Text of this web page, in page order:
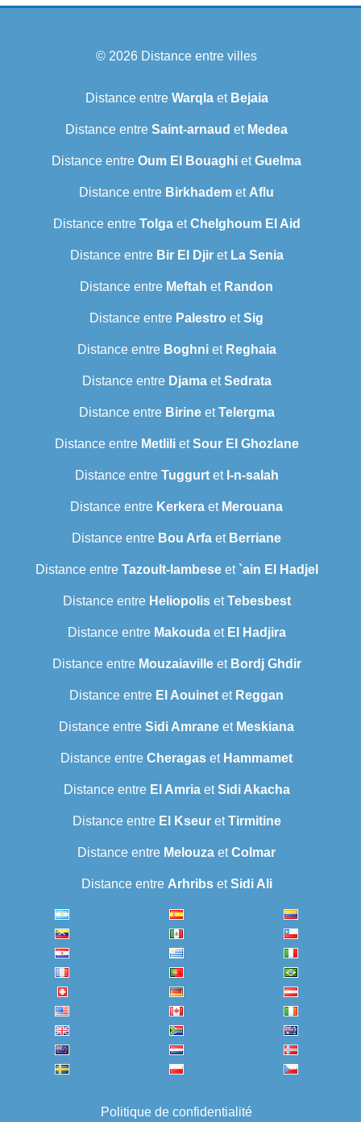
© 2026 Distance entre villes
Distance entre Warqlaet Bejaia
Distance entre Saint-arnaud et Medea
Distance entre Oum El Bouaghi etGuelma
Distance entre Birkhadem et Aflu
Distance entre TolgaetChelghoum El Aid
Distance entre Bir El Djiret La Senia
Distance entre Meftah et Randon
Distance entre Palestro etSig
Distance entre Boghniet Reghaia
Distance entre DjamaetSedrata
Distance entre BirineetTelergma
Distance entre MetlilietSour El Ghozlane
Distance entre Tuggurtet I-n-salah
Distance entre Kerkera et Merouana
Distance entre Bou Arfa et Berriane
Distance entre Tazoult-lambeseet `ain El Hadjel
Distance entre HeliopolisetTebesbest
Distance entre Makoudaet El Hadjira
Distance entre Mouzaiavilleet Bordj Ghdir
Distance entre El Aouinet et Reggan
Distance entre Sidi Amrane et Meskiana
Distance entre Cheragas et Hammamet
Distance entre El AmriaetSidi Akacha
Distance entre El KseuretTirmitine
Distance entre Melouza etColmar
Distance entre ArhribsetSidi Ali
Politique de confidentialité